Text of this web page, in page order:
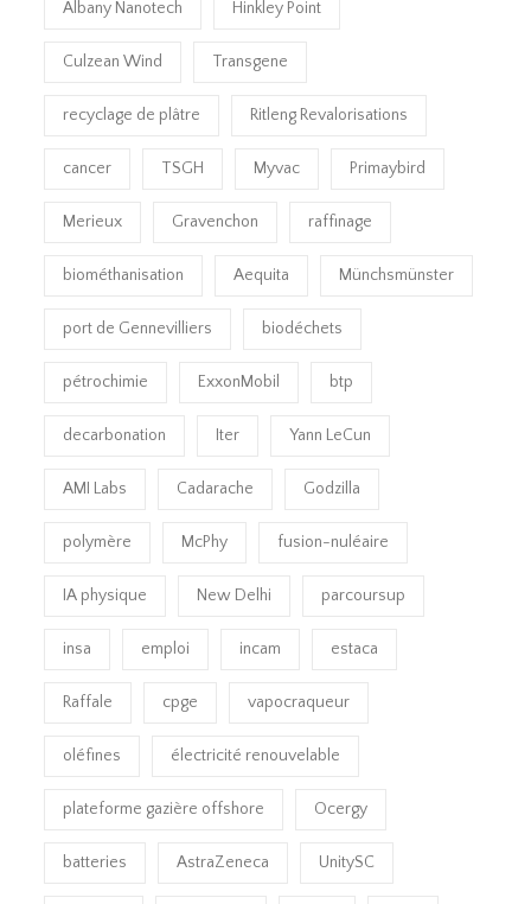
Albany Nanotech Hinkley Point
Culzean Wind Transgene
recyclage de plâtre Ritleng Revalorisations
cancer TSGH Myvac Primaybird
Merieux Gravenchon raffinage
biométhanisation Aequita Münchsmünster
port de Gennevilliers biodéchets
pétrochimie ExxonMobil btp
decarbonation Iter Yann LeCun
AMI Labs Cadarache Godzilla
polymère McPhy fusion-nuléaire
IA physique New Delhi parcoursup
insa emploi incam estaca
Raffale cpge vapocraqueur
oléfines électricité renouvelable
plateforme gazière offshore Ocergy
batteries AstraZeneca UnitySC